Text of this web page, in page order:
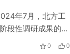
年7月，北方工
段性调研成果的基
村振兴”为主题的
0 0